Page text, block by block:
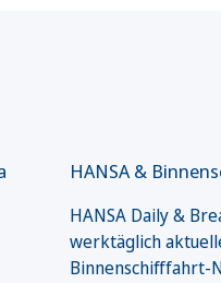
HANSA &
HANSA Daily &
werktäglich